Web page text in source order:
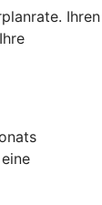
Ihren